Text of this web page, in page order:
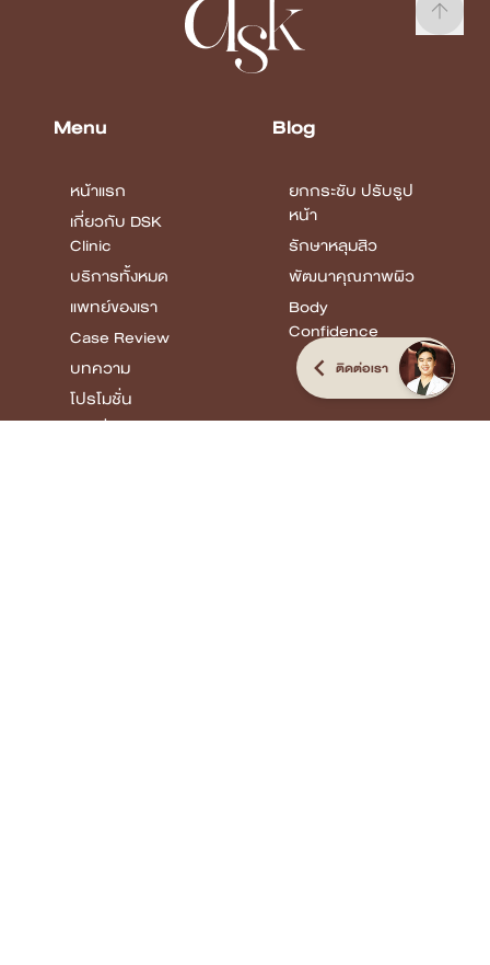
Menu
หน้าแรก
เกี่ยวกับ DSK
Clinic
บริการทั้งหมด
แพทย์ของเรา
Case Review
บทความ
โปรโมชั่น
รายชื่อสาขา
Blog
ยกกระชับ ปรับรูป
หน้า
รักษาหลุมสิว
พัฒนาคุณภาพผิว
Body
Confidence
ติดต่อเรา